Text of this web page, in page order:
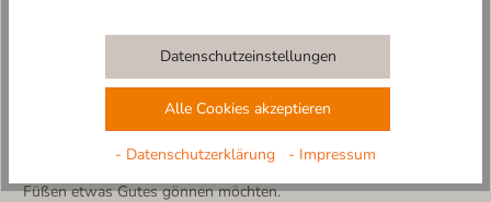
verleiht dem Pantoffel seinen unverwechselbaren Look –
traditionell, robust und doch herrlich weich. Ob beim Frühstück
mit Blick auf die verschneiten Berge (oder einfach aus dem
Fenster) oder beim gemütlichen Abend auf der Couch, die
rutschfeste Sohle sorgt für sicheren Halt und entspanntes
Hergestellt in Europa – mit Liebe und Sorgfalt für alle, die ihren
Füßen etwas Gutes gönnen möchten.
Datenschutzeinstellungen
Alle Cookies akzeptieren
- Datenschutzerklärung - Impressum